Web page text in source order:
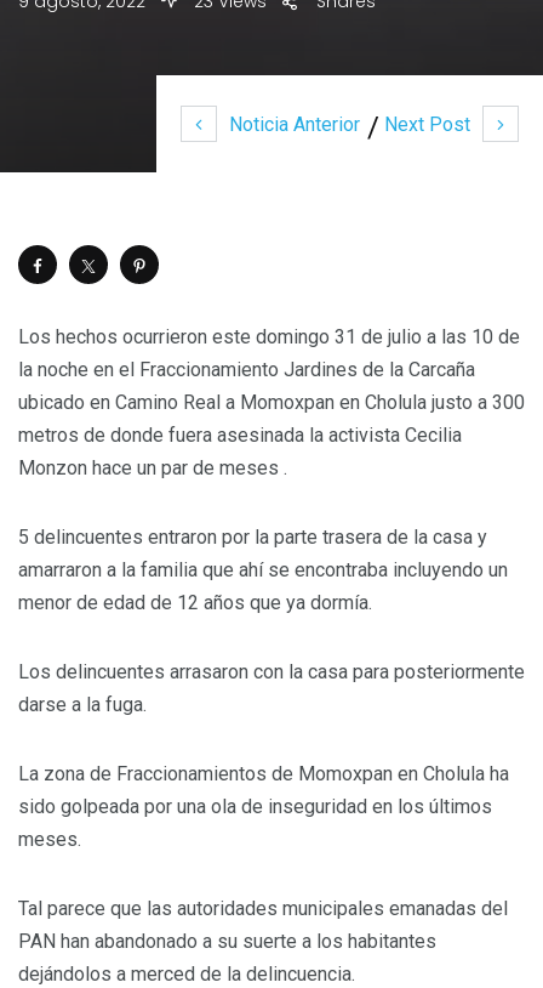
Noticia Anterior Next Post
Los hechos ocurrieron este domingo 31 de julio a las 10 de
la noche en el Fraccionamiento Jardines de la Carcaña
ubicado en Camino Real a Momoxpan en Cholula justo a 300
metros de donde fuera asesinada la activista Cecilia
Monzon hace un par de meses .
5 delincuentes entraron por la parte trasera de la casa y
amarraron a la familia que ahí se encontraba incluyendo un
menor de edad de 12 años que ya dormía.
Los delincuentes arrasaron con la casa para posteriormente
darse a la fuga.
La zona de Fraccionamientos de Momoxpan en Cholula ha
sido golpeada por una ola de inseguridad en los últimos
meses.
Tal parece que las autoridades municipales emanadas del
PAN han abandonado a su suerte a los habitantes
dejándolos a merced de la delincuencia.